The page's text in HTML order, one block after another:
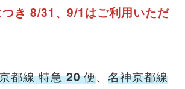
き 8/31、9/1はご利用いただ
都線 特急20便、名神京都線